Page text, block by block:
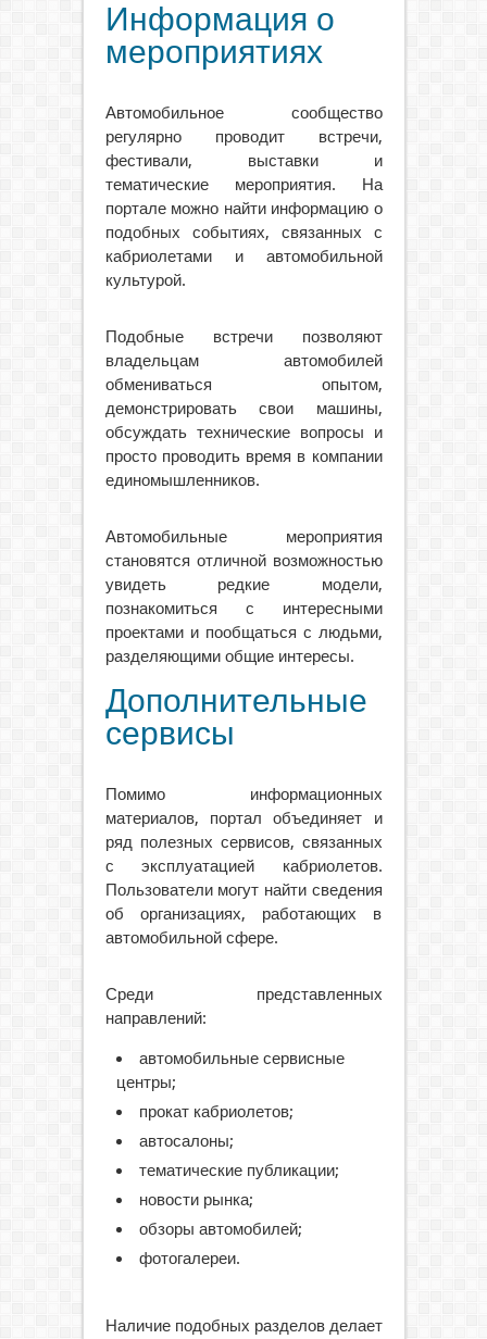
Информация о
мероприятиях
Автомобильное сообщество
регулярно проводит встречи,
фестивали, выставки и
тематические мероприятия. На
портале можно найти информацию о
подобных событиях, связанных с
кабриолетами и автомобильной
культурой.
Подобные встречи позволяют
владельцам автомобилей
обмениваться опытом,
демонстрировать свои машины,
обсуждать технические вопросы и
просто проводить время в компании
единомышленников.
Автомобильные мероприятия
становятся отличной возможностью
увидеть редкие модели,
познакомиться с интересными
проектами и пообщаться с людьми,
разделяющими общие интересы.
Дополнительные
сервисы
Помимо информационных
материалов, портал объединяет и
ряд полезных сервисов, связанных
с эксплуатацией кабриолетов.
Пользователи могут найти сведения
об организациях, работающих в
автомобильной сфере.
Среди представленных
направлений:
автомобильные сервисные
центры;
прокат кабриолетов;
автосалоны;
тематические публикации;
новости рынка;
обзоры автомобилей;
фотогалереи.
Наличие подобных разделов делает